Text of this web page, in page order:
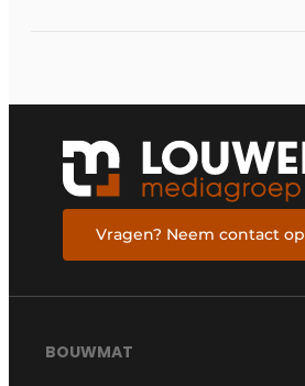
Vragen? Neem contact op
BOUWMAT